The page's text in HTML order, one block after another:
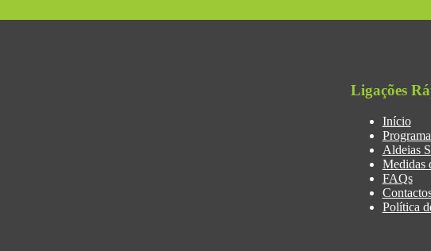
Ligações
Início
Aldeias
Medidas
FAQs
Política